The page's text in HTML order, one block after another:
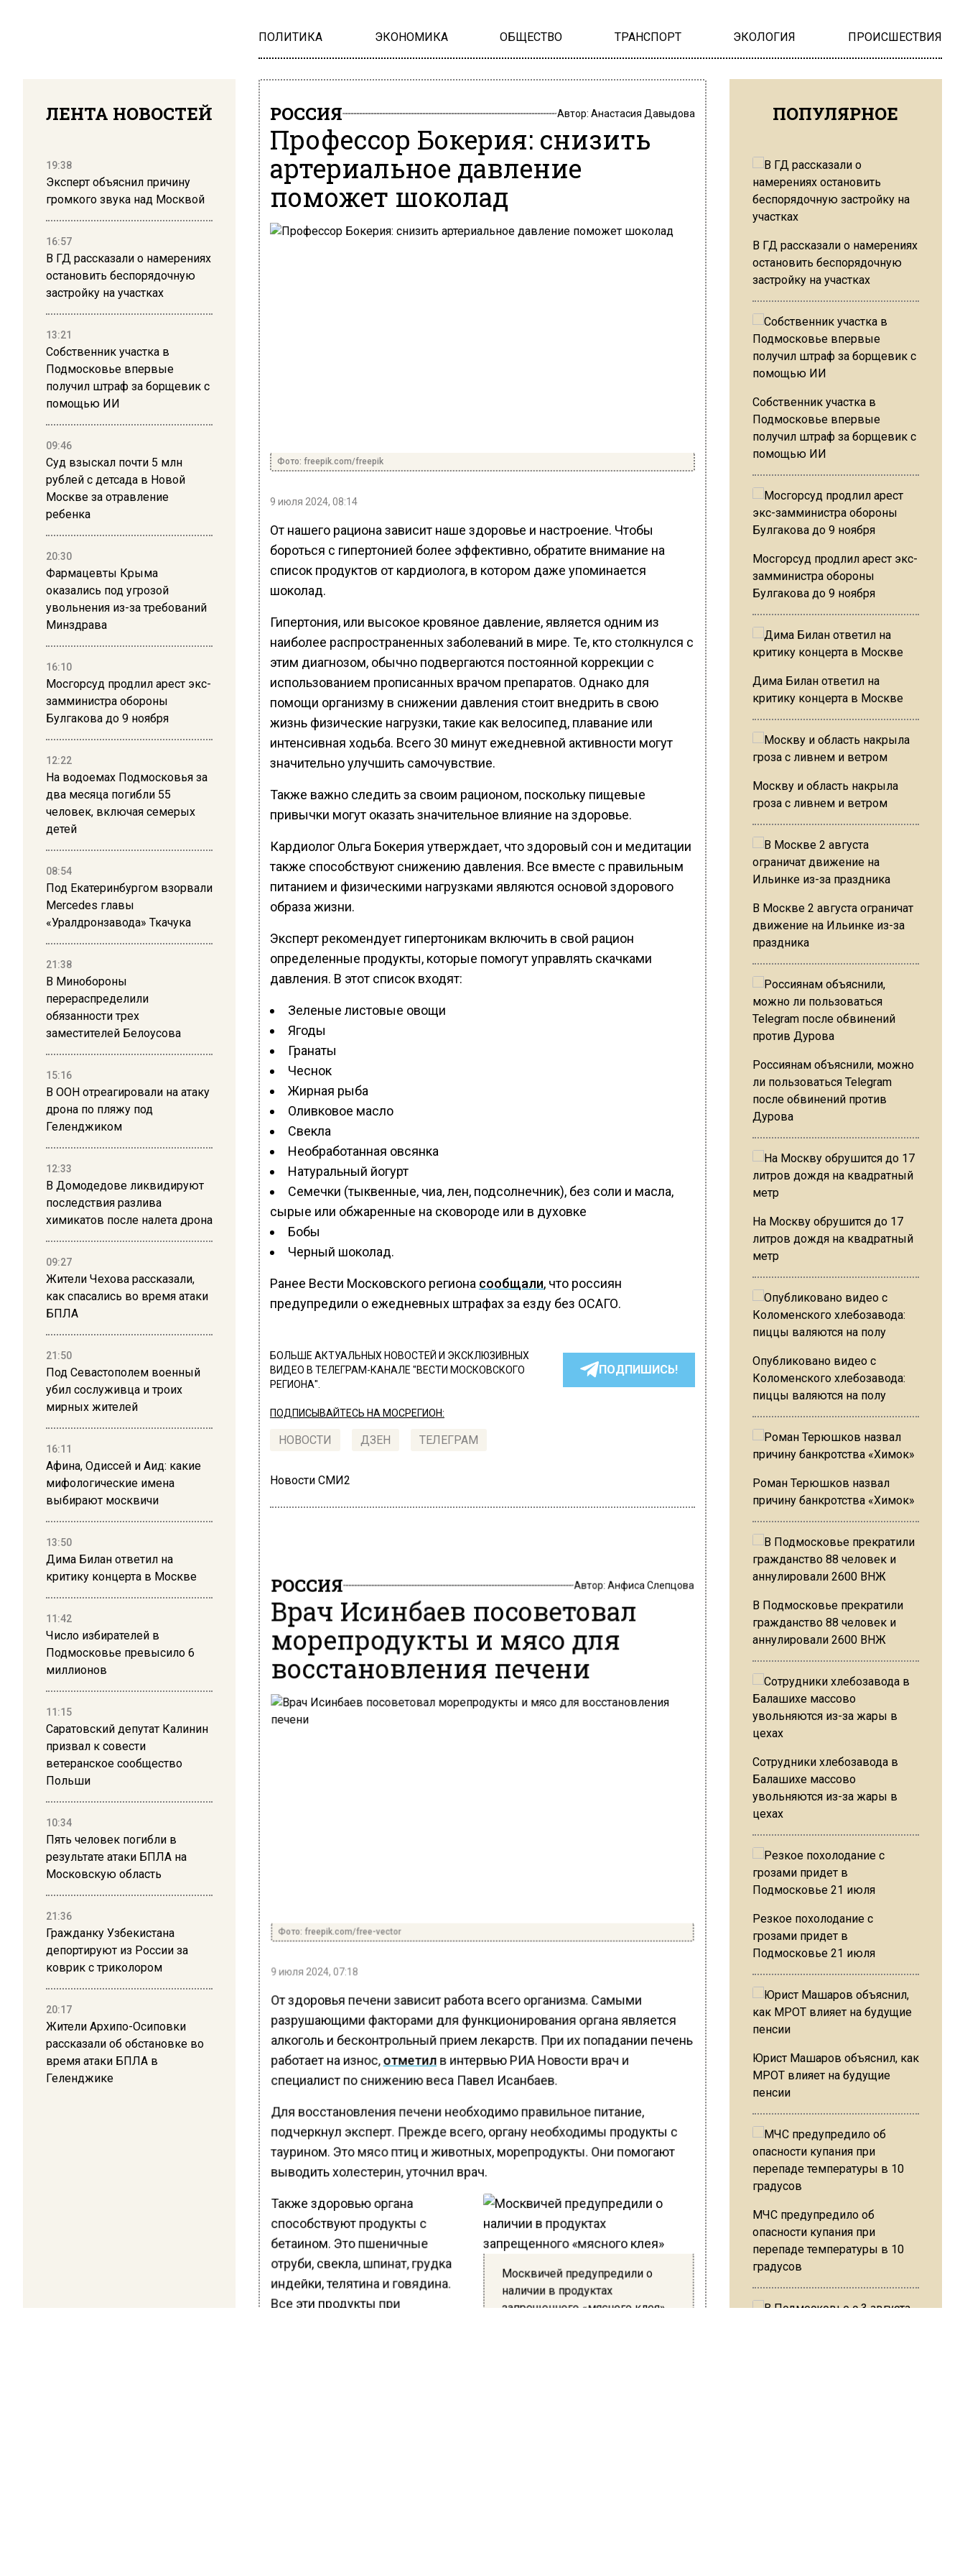
ПОЛИТИКА ЭКОНОМИКА ОБЩЕСТВО ТРАНСПОРТ ЭКОЛОГИЯ ПРОИСШЕСТВИЯ
ЛЕНТА НОВОСТЕЙ
19:38
Эксперт объяснил причину
громкого звука над Москвой
16:57
В ГД рассказали о намерениях
остановить беспорядочную
застройку на участках
13:21
Собственник участка в
Подмосковье впервые
получил штраф за борщевик с
помощью ИИ
09:46
Суд взыскал почти 5 млн
рублей с детсада в Новой
Москве за отравление
ребенка
20:30
Фармацевты Крыма
оказались под угрозой
увольнения из-за требований
Минздрава
16:10
Мосгорсуд продлил арест экс-
замминистра обороны
Булгакова до 9 ноября
12:22
На водоемах Подмосковья за
два месяца погибли 55
человек, включая семерых
детей
08:54
Под Екатеринбургом взорвали
Mercedes главы
«Уралдронзавода» Ткачука
21:38
В Минобороны
перераспределили
обязанности трех
заместителей Белоусова
15:16
В ООН отреагировали на атаку
дрона по пляжу под
Геленджиком
12:33
В Домодедове ликвидируют
последствия разлива
химикатов после налета дрона
09:27
Жители Чехова рассказали,
как спасались во время атаки
БПЛА
21:50
Под Севастополем военный
убил сослуживца и троих
мирных жителей
16:11
Афина, Одиссей и Аид: какие
мифологические имена
выбирают москвичи
13:50
Дима Билан ответил на
критику концерта в Москве
11:42
Число избирателей в
Подмосковье превысило 6
миллионов
11:15
Саратовский депутат Калинин
призвал к совести
ветеранское сообщество
Польши
10:34
Пять человек погибли в
результате атаки БПЛА на
Московскую область
21:36
Гражданку Узбекистана
депортируют из России за
коврик с триколором
20:17
Жители Архипо-Осиповки
рассказали об обстановке во
время атаки БПЛА в
Геленджике
РОССИЯ Автор: Анастасия Давыдова
Профессор Бокерия: снизить
артериальное давление
поможет шоколад
Фото: freepik.com/freepik
9 июля 2024, 08:14
От нашего рациона зависит наше здоровье и настроение. Чтобы
бороться с гипертонией более эффективно, обратите внимание на
список продуктов от кардиолога, в котором даже упоминается
шоколад.
Гипертония, или высокое кровяное давление, является одним из
наиболее распространенных заболеваний в мире. Те, кто столкнулся с
этим диагнозом, обычно подвергаются постоянной коррекции с
использованием прописанных врачом препаратов. Однако для
помощи организму в снижении давления стоит внедрить в свою
жизнь физические нагрузки, такие как велосипед, плавание или
интенсивная ходьба. Всего 30 минут ежедневной активности могут
значительно улучшить самочувствие.
Также важно следить за своим рационом, поскольку пищевые
привычки могут оказать значительное влияние на здоровье.
Кардиолог Ольга Бокерия утверждает, что здоровый сон и медитации
также способствуют снижению давления. Все вместе с правильным
питанием и физическими нагрузками являются основой здорового
образа жизни.
Эксперт рекомендует гипертоникам включить в свой рацион
определенные продукты, которые помогут управлять скачками
давления. В этот список входят:
Зеленые листовые овощи
Ягоды
Гранаты
Чеснок
Жирная рыба
Оливковое масло
Свекла
Необработанная овсянка
Натуральный йогурт
Семечки (тыквенные, чиа, лен, подсолнечник), без соли и масла,
сырые или обжаренные на сковороде или в духовке
Бобы
Черный шоколад.
Ранее Вести Московского региона сообщали, что россиян
предупредили о ежедневных штрафах за езду без ОСАГО.
БОЛЬШЕ АКТУАЛЬНЫХ НОВОСТЕЙ И ЭКСКЛЮЗИВНЫХ
ВИДЕО В ТЕЛЕГРАМ-КАНАЛЕ "ВЕСТИ МОСКОВСКОГО
РЕГИОНА".
ПОДПИШИСЬ!
ПОДПИСЫВАЙТЕСЬ НА МОСРЕГИОН:
НОВОСТИ ДЗЕН ТЕЛЕГРАМ
Новости СМИ2
РОССИЯ Автор: Анфиса Слепцова
Врач Исинбаев посоветовал
морепродукты и мясо для
восстановления печени
Фото: freepik.com/free-vector
9 июля 2024, 07:18
От здоровья печени зависит работа всего организма. Самыми
разрушающими факторами для функционирования органа является
алкоголь и бесконтрольный прием лекарств. При их попадании печень
работает на износ, отметилв интервью РИА Новости врач и
специалист по снижению веса Павел Исанбаев.
Для восстановления печени необходимо правильное питание,
подчеркнул эксперт. Прежде всего, органу необходимы продукты с
таурином. Это мясо птиц и животных, морепродукты. Они помогают
выводить холестерин, уточнил врач.
Москвичей предупредили о
наличии в продуктах
запрещенного «мясного клея»
Также здоровью органа
способствуют продукты с
бетаином. Это пшеничные
отруби, свекла, шпинат, грудка
индейки, телятина и говядина.
Все эти продукты при
ПОПУЛЯРНОЕ
В ГД рассказали о намерениях
остановить беспорядочную
застройку на участках
Собственник участка в
Подмосковье впервые
получил штраф за борщевик с
помощью ИИ
Мосгорсуд продлил арест экс-
замминистра обороны
Булгакова до 9 ноября
Дима Билан ответил на
критику концерта в Москве
Москву и область накрыла
гроза с ливнем и ветром
В Москве 2 августа ограничат
движение на Ильинке из-за
праздника
Россиянам объяснили, можно
ли пользоваться Telegram
после обвинений против
Дурова
На Москву обрушится до 17
литров дождя на квадратный
метр
Опубликовано видео с
Коломенского хлебозавода:
пиццы валяются на полу
Роман Терюшков назвал
причину банкротства «Химок»
В Подмосковье прекратили
гражданство 88 человек и
аннулировали 2600 ВНЖ
Сотрудники хлебозавода в
Балашихе массово
увольняются из-за жары в
цехах
Резкое похолодание с
грозами придет в
Подмосковье 21 июля
Юрист Машаров объяснил, как
МРОТ влияет на будущие
пенсии
МЧС предупредило об
опасности купания при
перепаде температуры в 10
градусов